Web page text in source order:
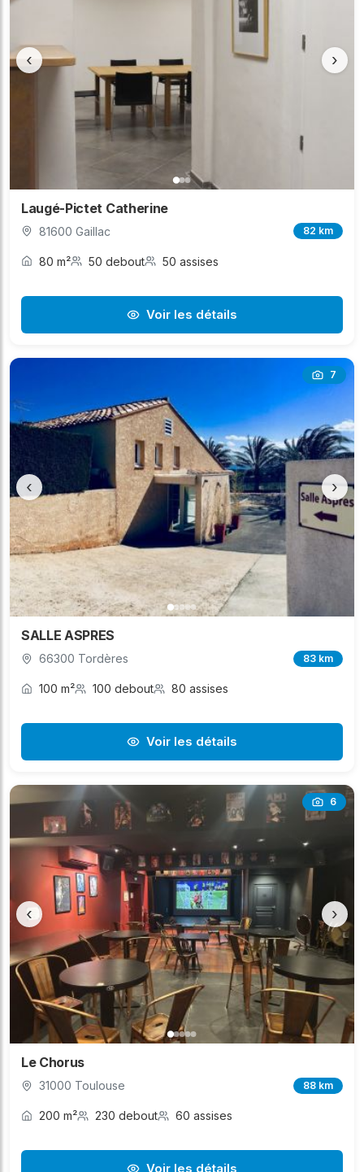
‹ ›
Laugé-Pictet Catherine
81600 Gaillac 82 km
80 m² 50 debout 50 assises
Voir les détails
7
‹ ›
SALLE ASPRES
66300 Tordères 83 km
100 m² 100 debout 80 assises
Voir les détails
6
‹ ›
Le Chorus
31000 Toulouse 88 km
200 m² 230 debout 60 assises
Voir les détails